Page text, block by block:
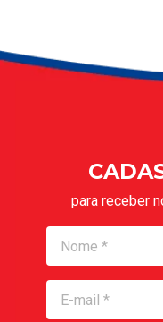
para receber